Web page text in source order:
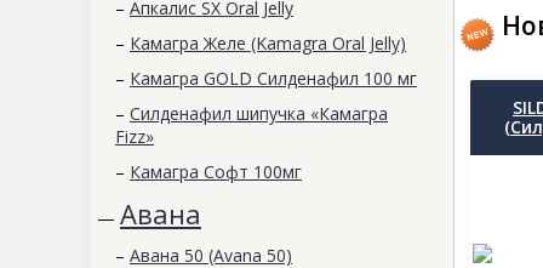
– Апкалис SX Oral Jelly
– Камагра Желе (Kamagra Oral Jelly)
– Камагра GOLD Силденафил 100 мг
– Силденафил шипучка «Камагра
Fizz»
– Камагра Софт 100мг
— Авана
– Авана 50 (Avana 50)